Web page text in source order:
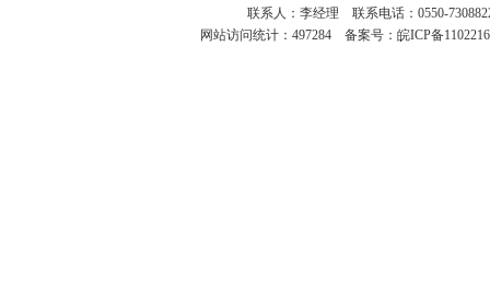
联系人：李经理 联系电话：0550-
网站访问统计：497284 备案号：皖ICP备